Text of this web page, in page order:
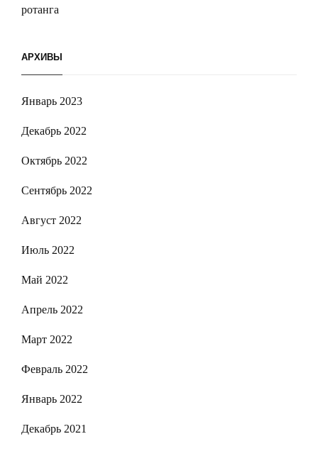
ротанга
АРХИВЫ
Январь 2023
Декабрь 2022
Октябрь 2022
Сентябрь 2022
Август 2022
Июль 2022
Май 2022
Апрель 2022
Март 2022
Февраль 2022
Январь 2022
Декабрь 2021